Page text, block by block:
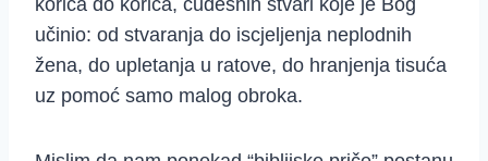
korica do korica, čudesnih stvari koje je Bog
učinio: od stvaranja do iscjeljenja neplodnih
žena, do upletanja u ratove, do hranjenja tisuća
uz pomoć samo malog obroka.